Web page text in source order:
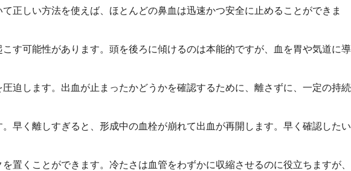
正しい方法を使えば、ほとんどの鼻血は迅速かつ安全に止めることができま
す可能性があります。頭を後ろに傾けるのは本能的ですが、血を胃や気道に導
迫します。出血が止まったかどうかを確認するために、離さずに、一定の持続
早く離しすぎると、形成中の血栓が崩れて出血が再開します。早く確認したい
置くことができます。冷たさは血管をわずかに収縮させるのに役立ちますが、